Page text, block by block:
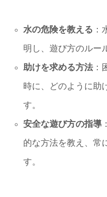
水の危険を教える ：
明し、遊び方のルー
助けを求める方法：
時に、どのように助
す。
安全な遊び方の指導
的な方法を教え、常
す。